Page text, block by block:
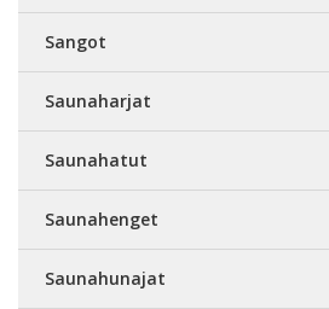
Sangot
Saunaharjat
Saunahatut
Saunahenget
Saunahunajat